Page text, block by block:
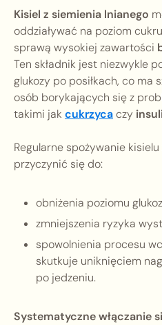
Kisiel z siemienia lnianego
oddziaływać na poziom
sprawą wysokiej zawartości
Ten składnik jest niezwykle
glukozy po posiłkach, co ma
osób borykających się z
takimi jak cukrzycaczy
Regularne spożywanie
przyczynić się do:
obniżenia poziomu
zmniejszenia ryzyka
spowolnienia procesu
skutkuje uniknięciem
po jedzeniu.
Systematyczne włączanie